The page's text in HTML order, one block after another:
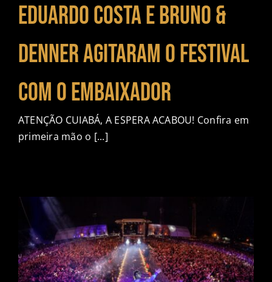
Eduardo Costa e Bruno &
Denner agitaram o festival
com o Embaixador
ATENÇÃO CUIABÁ, A ESPERA ACABOU! Confira em
primeira mão o [...]